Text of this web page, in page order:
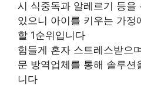
시 식중독과 알레르기 등을
있으니 아이를 키우는 가
할 1순위입니다
힘들게 혼자 스트레스받으
문 방역업체를 통해 솔루션
니다